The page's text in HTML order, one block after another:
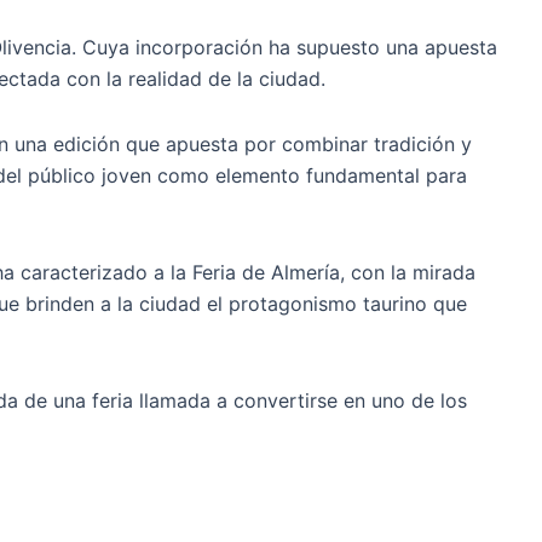
Cuya incorporación ha supuesto una apuesta
con la realidad de la ciudad.
una edición que apuesta por combinar tradición y
público joven como elemento fundamental para
caracterizado a la Feria de Almería, con la mirada
brinden a la ciudad el protagonismo taurino que
de una feria llamada a convertirse en uno de los